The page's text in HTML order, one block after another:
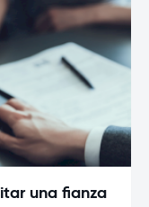
una fianza